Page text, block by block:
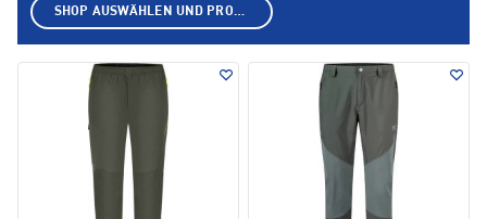
SHOP AUSWÄHLEN UND PRODUKTE ANZEIGEN